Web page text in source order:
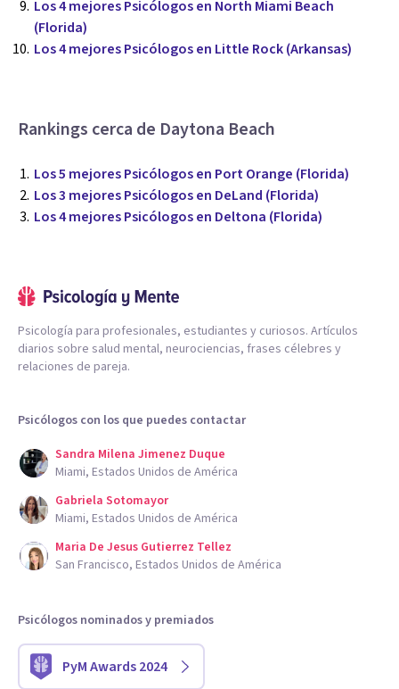
Los 4 mejores Psicólogos en North Miami Beach
(Florida)
Los 4 mejores Psicólogos en Little Rock (Arkansas)
Rankings cerca de Daytona Beach
Los 5 mejores Psicólogos en Port Orange (Florida)
Los 3 mejores Psicólogos en DeLand (Florida)
Los 4 mejores Psicólogos en Deltona (Florida)
Psicología para profesionales, estudiantes y curiosos. Artículos
diarios sobre salud mental, neurociencias, frases célebres y
relaciones de pareja.
Psicólogos con los que puedes contactar
Sandra Milena Jimenez Duque
Miami, Estados Unidos de América
Gabriela Sotomayor
Miami, Estados Unidos de América
Maria De Jesus Gutierrez Tellez
San Francisco, Estados Unidos de América
Psicólogos nominados y premiados
PyM Awards 2024